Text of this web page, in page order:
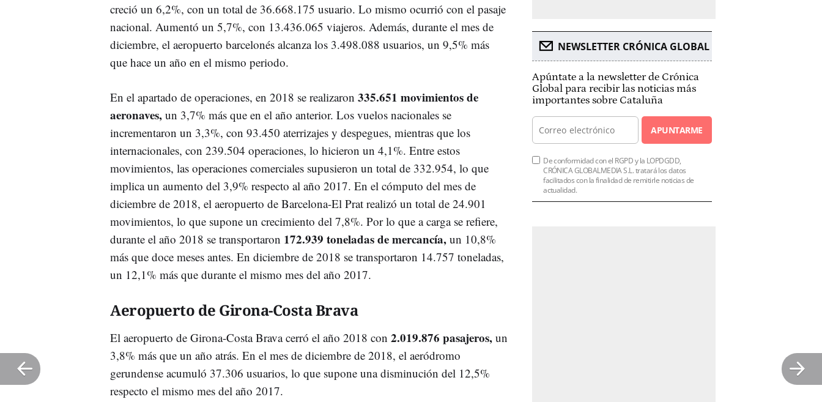
creció un 6,2%, con un total de 36.668.175 usuario. Lo mismo ocurrió con el pasaje
nacional. Aumentó un 5,7%, con 13.436.065 viajeros. Además, durante el mes de
diciembre, el aeropuerto barcelonés alcanza los 3.498.088 usuarios, un 9,5% más
que hace un año en el mismo periodo.
En el apartado de operaciones, en 2018 se realizaron 335.651 movimientos de
aeronaves, un 3,7% más que en el año anterior. Los vuelos nacionales se
incrementaron un 3,3%, con 93.450 aterrizajes y despegues, mientras que los
internacionales, con 239.504 operaciones, lo hicieron un 4,1%. Entre estos
movimientos, las operaciones comerciales supusieron un total de 332.954, lo que
implica un aumento del 3,9% respecto al año 2017. En el cómputo del mes de
diciembre de 2018, el aeropuerto de Barcelona-El Prat realizó un total de 24.901
movimientos, lo que supone un crecimiento del 7,8%. Por lo que a carga se refiere,
durante el año 2018 se transportaron 172.939 toneladas de mercancía, un 10,8%
más que doce meses antes. En diciembre de 2018 se transportaron 14.757 toneladas,
un 12,1% más que durante el mismo mes del año 2017.
Aeropuerto de Girona-Costa Brava
El aeropuerto de Girona-Costa Brava cerró el año 2018 con 2.019.876 pasajeros, un
3,8% más que un año atrás. En el mes de diciembre de 2018, el aeródromo
gerundense acumuló 37.306 usuarios, lo que supone una disminución del 12,5%
respecto el mismo mes del año 2017.
NEWSLETTER CRÓNICA GLOBAL
Apúntate a la newsletter de Crónica
Global para recibir las noticias más
importantes sobre Cataluña
APUNTARME
De conformidad con el RGPD y la LOPDGDD,
CRÓNICA GLOBALMEDIA S.L. tratará los datos
facilitados con la finalidad de remitirle noticias de
actualidad.